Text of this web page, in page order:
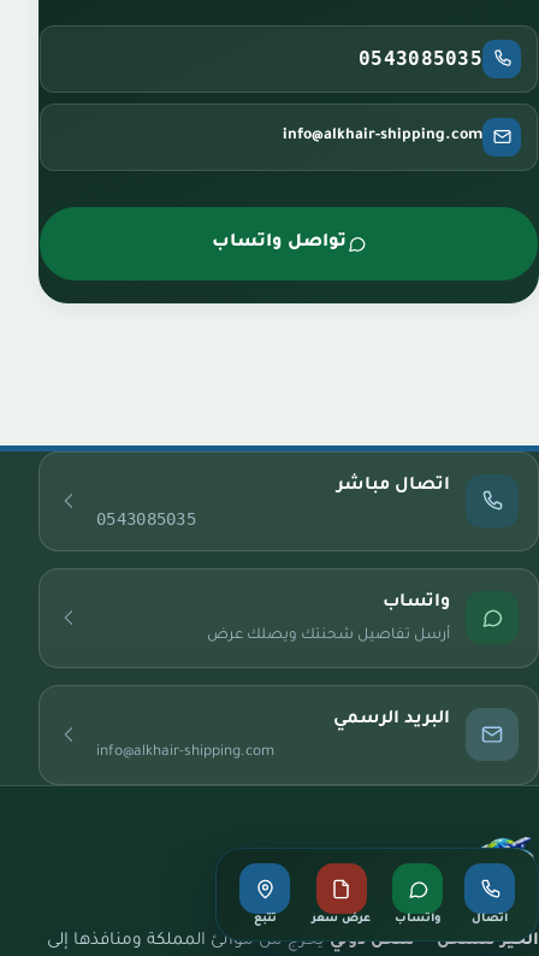
0543085035
info@alkhair-shipping.com
تواصل واتساب
اتصال مباشر
0543085035
واتساب
أرسل تفاصيل شحنتك ويصلك عرض
البريد الرسمي
info@alkhair-shipping.com
الخير للشحن—شحن دولييخرج من موانئ المملكة ومنافذها إلى
اتصال واتساب عرض سعر تتبع